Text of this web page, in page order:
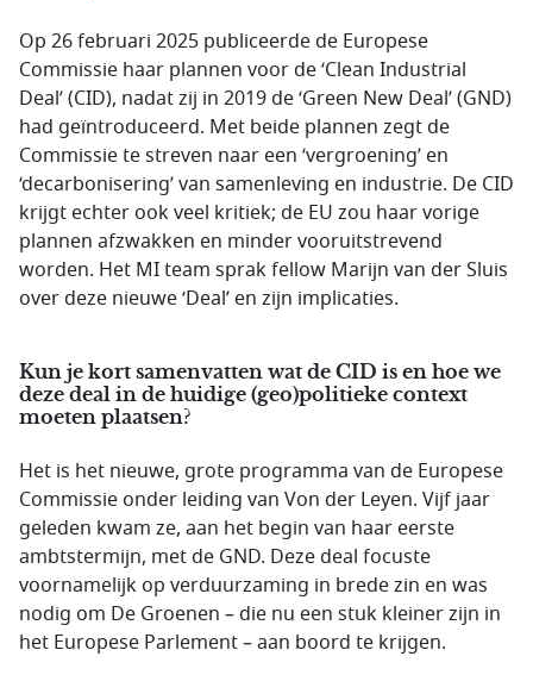
Op 26 februari 2025 publiceerde de Europese
Commissie haar plannen voor de ‘Clean Industrial
Deal’ (CID), nadat zij in 2019 de ‘Green New Deal’ (GND)
had geïntroduceerd. Met beide plannen zegt de
Commissie te streven naar een ‘vergroening’ en
‘decarbonisering’ van samenleving en industrie. De CID
krijgt echter ook veel kritiek; de EU zou haar vorige
plannen afzwakken en minder vooruitstrevend
worden. Het MI team sprak fellow Marijn van der Sluis
over deze nieuwe ‘Deal’ en zijn implicaties.
Kun je kort samenvatten wat de CID is en hoe we
deze deal in de huidige (geo)politieke context
moeten plaatsen?
Het is het nieuwe, grote programma van de Europese
Commissie onder leiding van Von der Leyen. Vijf jaar
geleden kwam ze, aan het begin van haar eerste
ambtstermijn, met de GND. Deze deal focuste
voornamelijk op verduurzaming in brede zin en was
nodig om De Groenen – die nu een stuk kleiner zijn in
het Europese Parlement – aan boord te krijgen.